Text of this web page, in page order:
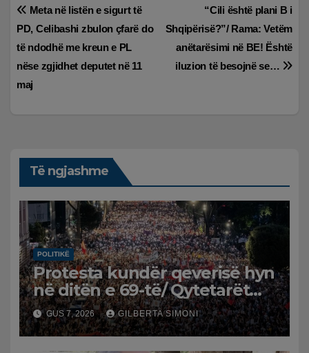
Lëvizje
te
postimet
“Cili është plani B i
Shqipërisë?”/ Rama: Vetëm
anëtarësimi në BE! Është
iluzion të besojnë se…
Meta në listën e sigurt të
PD, Celibashi zbulon çfarë do
të ndodhë me kreun e PL
nëse zgjidhet deputet në 11
maj
Të ngjashme
POLITIKË
Protesta kundër qeverisë hyn
në ditën e 69-të/ Qytetarët
kërkojnë dorëheqjen e
panegociueshme të Edi
Ramës
GUS 7, 2026 GILBERTA SIMONI